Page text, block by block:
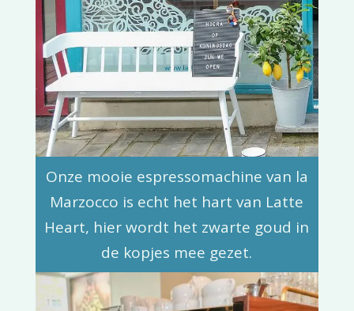
Onze mooie espressomachine van la
Marzocco is echt het hart van Latte
Heart, hier wordt het zwarte goud in
de kopjes mee gezet.